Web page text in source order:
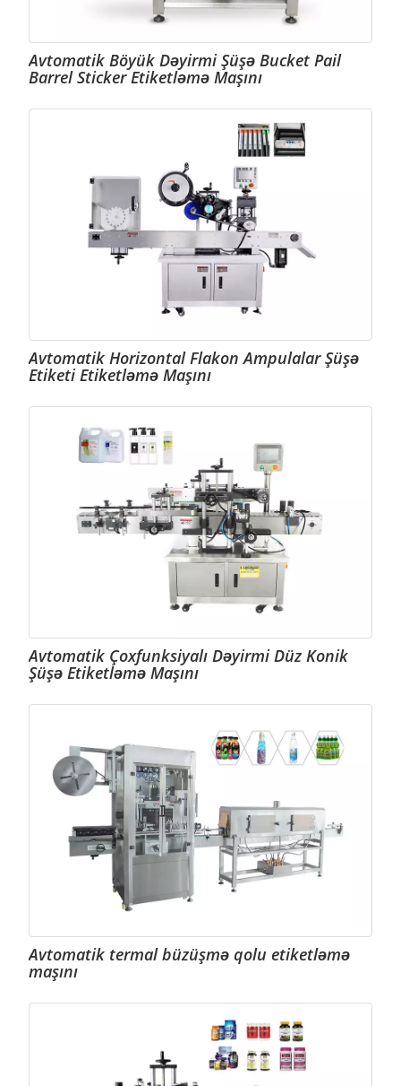
Avtomatik Böyük Dəyirmi Şüşə Bucket Pail
Barrel Sticker Etiketləmə Maşını
Avtomatik Horizontal Flakon Ampulalar Şüşə
Etiketi Etiketləmə Maşını
Avtomatik Çoxfunksiyalı Dəyirmi Düz Konik
Şüşə Etiketləmə Maşını
Avtomatik termal büzüşmə qolu etiketləmə
maşını